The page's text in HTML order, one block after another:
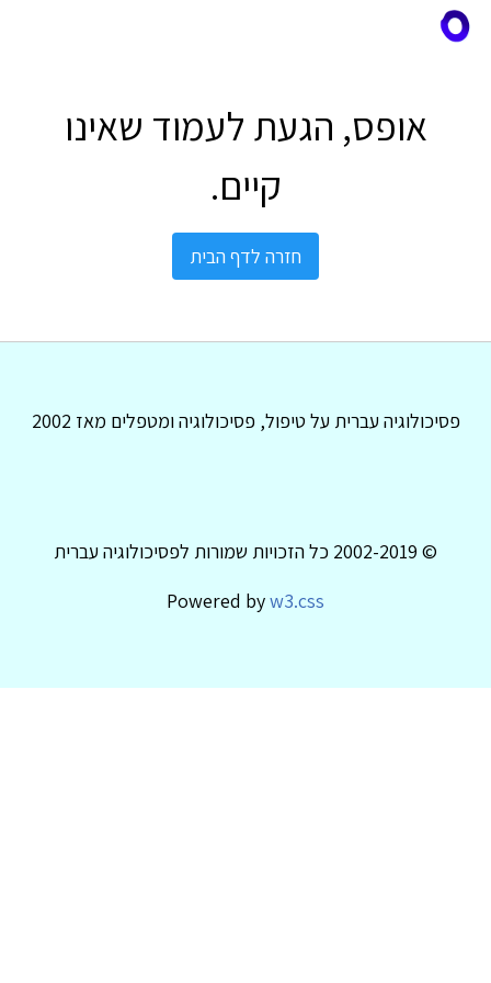
אופס, הגעת לעמוד שאינו
קיים.
חזרה לדף הבית
פסיכולוגיה עברית על טיפול, פסיכולוגיה ומטפלים מאז 2002
© 2002-2019 כל הזכויות שמורות לפסיכולוגיה עברית
Powered byw3.css